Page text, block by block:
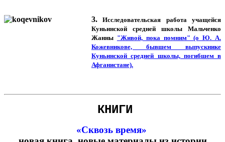
3. Исследовательская работа учащейся
Куньинской средней школы Мальченко
Жанны "Живой, пока помним" (о Ю. А.
Кожевникове, бывшем выпускнике
Куньинской средней школы, погибшем в
Афганистане).
КНИГИ
«Сквозь время»